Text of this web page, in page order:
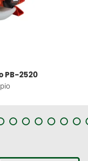
PB-2520